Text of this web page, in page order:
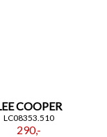
COOPER
LC08353.510
290,-